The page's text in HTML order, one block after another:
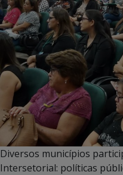
Diversos municípios
Intersetorial: políticas